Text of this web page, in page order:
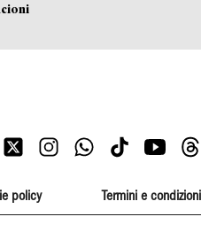
policy Termini e condizioni